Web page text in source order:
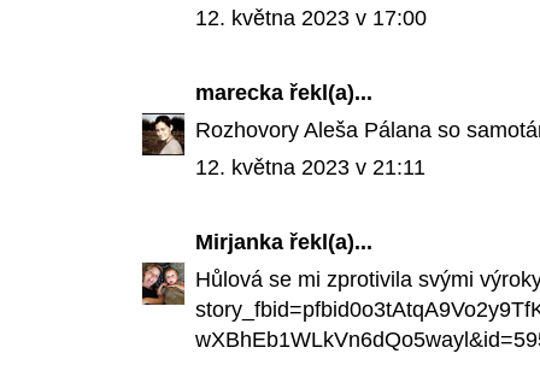
12. května 2023 v 17:00
marecka řekl(a)...
Rozhovory Aleša Pálana so
12. května 2023 v 21:11
Mirjanka řekl(a)...
Hůlová se mi zprotivila svými